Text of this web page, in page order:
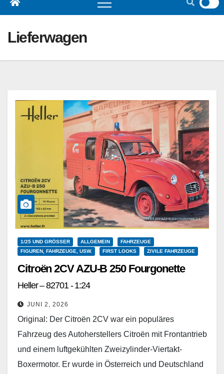
Lieferwagen
1/25 UND GRÖSSER ALLGEMEIN
FAHRZEUGE
FIGUREN, FAHRZEUGE, USW.
FIRST LOOKS ZIVILE FAHRZEUGE
Citroën 2CV AZU-B 250 Fourgonette
Heller – 82701 - 1:24
JUNI 2, 2026
Original: Der Citroën 2CV war ein populäres
Fahrzeug des Autoherstellers Citroën mit Frontantrieb
und einem luftgekühlten Zweizylinder-Viertakt-
Boxermotor. Er wurde in Österreich und Deutschland